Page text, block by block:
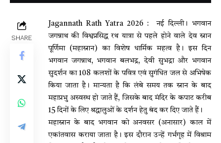
SHARE
Jagannath Rath Yatra 2026 : नई दिल्ली। भगवान
जगन्नाथ की विश्वप्रसिद्ध रथ यात्रा से पहले होने वाले देव स्नान
पूर्णिमा (महास्नान) का विशेष धार्मिक महत्व है। इस दिन
भगवान जगन्नाथ, भगवान बलभद्र, देवी सुभद्रा और भगवान
सुदर्शन का 108 कलशों के पवित्र एवं सुगंधित जल से अभिषेक
किया जाता है। मान्यता है कि लंबे समय तक स्नान के बाद
महाप्रभु अस्वस्थ हो जाते हैं, जिसके बाद मंदिर के कपाट करीब
15 दिनों के लिए श्रद्धालुओं के दर्शन हेतु बंद कर दिए जाते हैं।
महास्नान के बाद भगवान को अनवसर (अनासार) काल में
एकांतवास कराया जाता है। इस दौरान उन्हें गर्भगृह में विश्राम